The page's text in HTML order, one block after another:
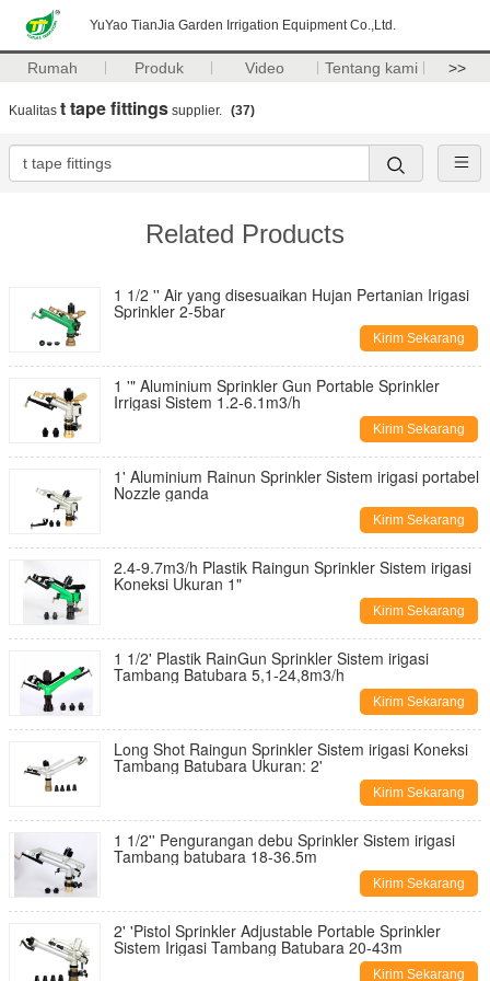
YuYao TianJia Garden Irrigation Equipment Co.,Ltd.
Rumah Produk Video Tentang kami >>
Kualitas t tape fittings supplier. (37)
Related Products
1 1/2 '' Air yang disesuaikan Hujan Pertanian Irigasi
Sprinkler 2-5bar
Kirim Sekarang
1 '" Aluminium Sprinkler Gun Portable Sprinkler
Irrigasi Sistem 1.2-6.1m3/h
Kirim Sekarang
1' Aluminium Rainun Sprinkler Sistem irigasi portabel
Nozzle ganda
Kirim Sekarang
2.4-9.7m3/h Plastik Raingun Sprinkler Sistem irigasi
Koneksi Ukuran 1"
Kirim Sekarang
1 1/2' Plastik RainGun Sprinkler Sistem irigasi
Tambang Batubara 5,1-24,8m3/h
Kirim Sekarang
Long Shot Raingun Sprinkler Sistem irigasi Koneksi
Tambang Batubara Ukuran: 2'
Kirim Sekarang
1 1/2'' Pengurangan debu Sprinkler Sistem irigasi
Tambang batubara 18-36.5m
Kirim Sekarang
2' 'Pistol Sprinkler Adjustable Portable Sprinkler
Sistem Irigasi Tambang Batubara 20-43m
Kirim Sekarang